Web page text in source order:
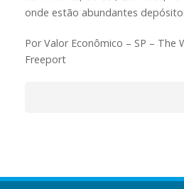
onde estão abundantes
Por Valor Econômico – SP – The
Freeport